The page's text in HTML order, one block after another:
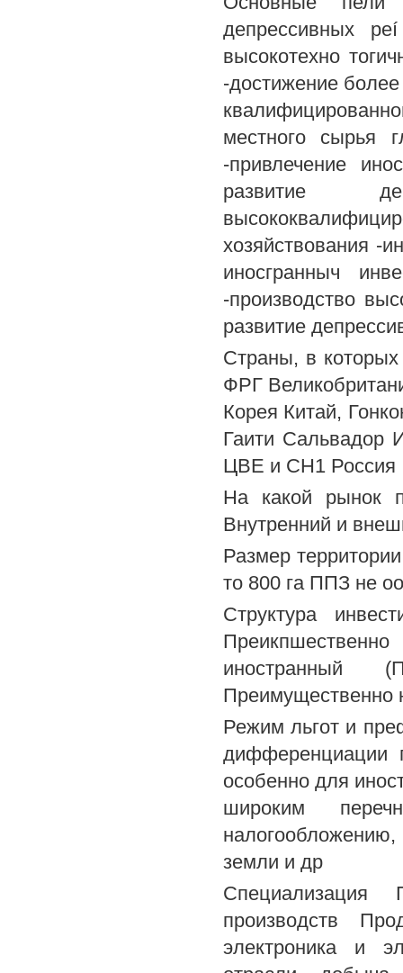
депрессивных
высокотехно
-достижение
местного сырья
-привлечение
развитие
хозяйствования -
иносгранныч
-производство
развитие
Страны, в
ФРГ
Корея Китай,
Гаити Сальвадор
ЦВЕ и СН1 Россия
На какой рынок
Внутренний и
Размер
то 800 га ППЗ не
Структура
иностранный
Преимущественно
Режим льгот и
дифференциации
особенно для
широким
земли и др
Специализация
производств
электроника и